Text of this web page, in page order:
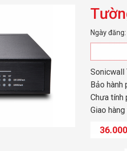
Ngày đăng:
Sonicwall
Bảo hành
Chưa tính
Giao